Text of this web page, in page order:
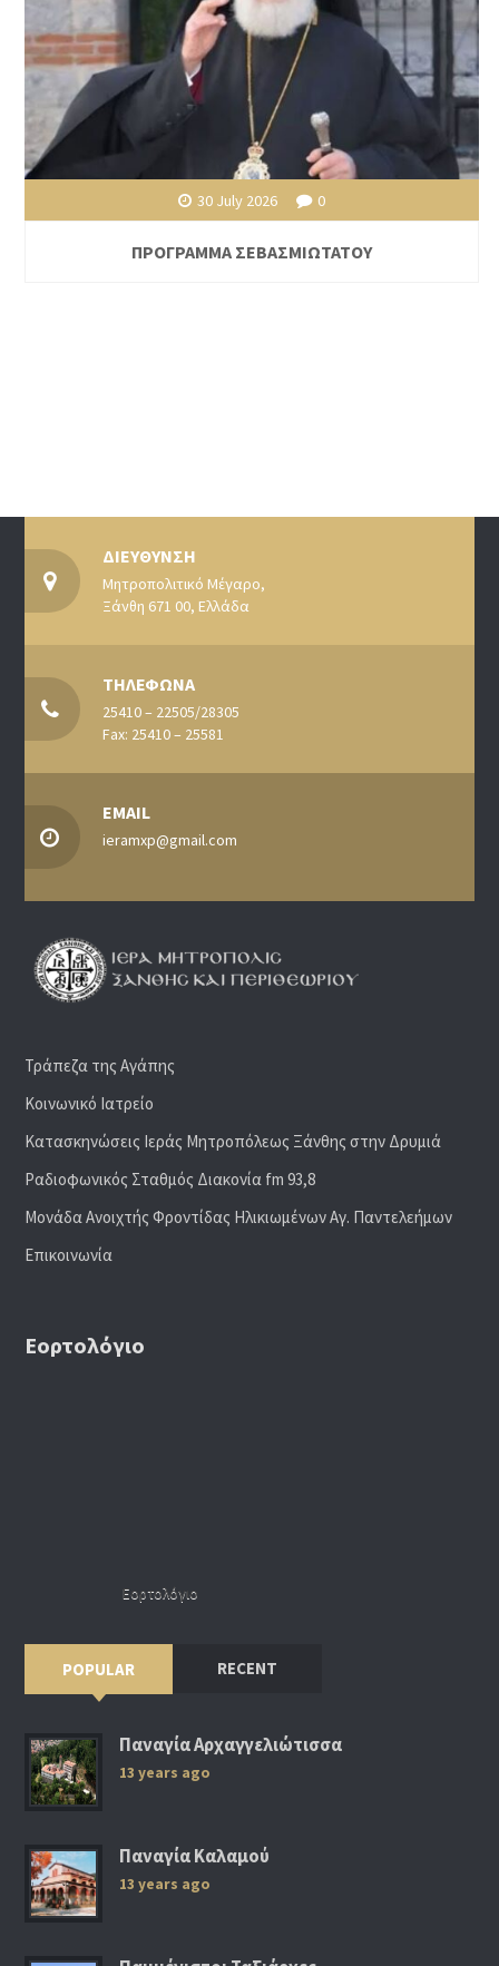
30 July 2026 0
ΠΡΟΓΡΑΜΜΑ ΣΕΒΑΣΜΙΩΤΑΤΟΥ
ΔΙΕΥΘΥΝΣΗ
Μητροπολιτικό Μέγαρο,
Ξάνθη 671 00, Ελλάδα
ΤΗΛΕΦΩΝΑ
25410 – 22505/28305
Fax: 25410 – 25581
EMAIL
ieramxp@gmail.com
Τράπεζα της Αγάπης
Κοινωνικό Ιατρείο
Κατασκηνώσεις Ιεράς Μητροπόλεως Ξάνθης στην Δρυμιά
Ραδιoφωνικός Σταθμός Διακονία fm 93,8
Μονάδα Ανοιχτής Φροντίδας Ηλικιωμένων Αγ. Παντελεήμων
Επικοινωνία
Εορτολόγιο
Εορτολόγιο
POPULAR RECENT
Παναγία Αρχαγγελιώτισσα
13 years ago
Παναγία Καλαμού
13 years ago